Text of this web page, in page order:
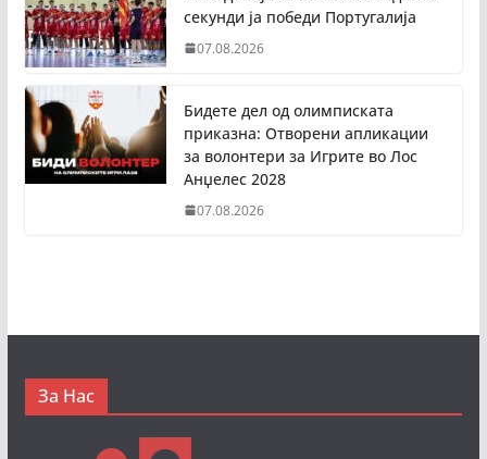
секунди ја победи Португалија
07.08.2026
Бидете дел од олимписката
приказна: Отворени апликации
за волонтери за Игрите во Лос
Анџелес 2028
07.08.2026
За Нас